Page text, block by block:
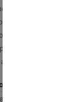
Deployment
Validation, and Test
Learning